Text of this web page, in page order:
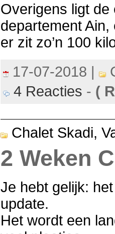
Overigens ligt de
departement
er zit zo’n 100
17-07-2018 |
4 Reacties - (
Chalet Skadi,
2 Weken
Je hebt gelijk:
update.
Het wordt een